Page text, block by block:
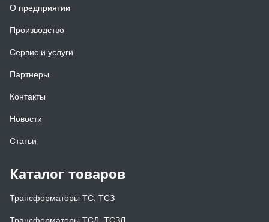
О предприятии
Производство
Сервис и услуги
Партнеры
Контакты
Новости
Статьи
Каталог товаров
Трансформаторы ТС, ТСЗ
Трансформаторы ТСЛ, ТСЗЛ